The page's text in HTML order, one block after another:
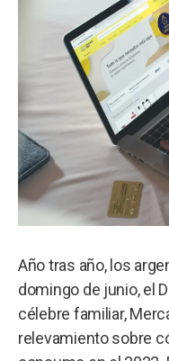
Año tras año, los
domingo de junio, el
célebre familiar,
relevamiento sobre